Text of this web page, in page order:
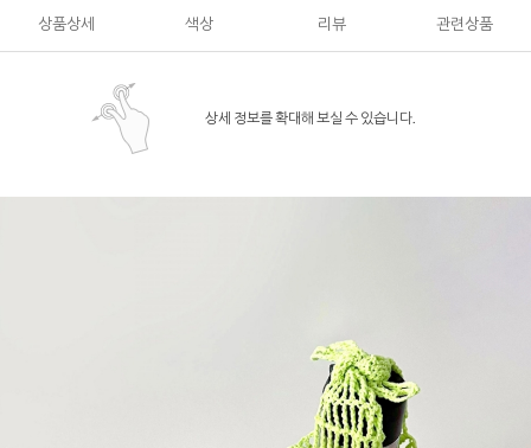
상품상세 색상 리뷰 관련상품
상세 정보를 확대해 보실 수 있습니다.